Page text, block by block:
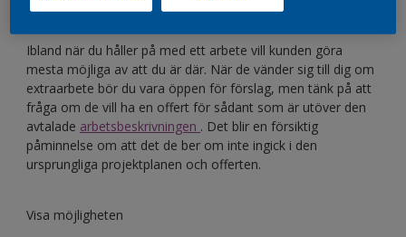
Ibland när du håller på med ett arbete vill kunden göra
mesta möjliga av att du är där. När de vänder sig till dig om
extraarbete bör du vara öppen för förslag, men tänk på att
fråga om de vill ha en offert för sådant som är utöver den
avtalade arbetsbeskrivningen . Det blir en försiktig
påminnelse om att det de ber om inte ingick i den
ursprungliga projektplanen och offerten.
Visa möjligheten